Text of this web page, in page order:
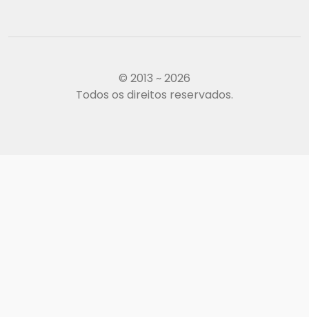
© 2013 ~ 2026
Todos os direitos reservados.